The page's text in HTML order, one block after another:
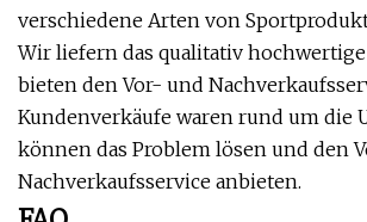
verschiedene Arten von
Wir liefern das qualitativ
bieten den Vor- und
Kundenverkäufe waren rund um die
können das Problem lösen und den
Nachverkaufsservice anbieten.